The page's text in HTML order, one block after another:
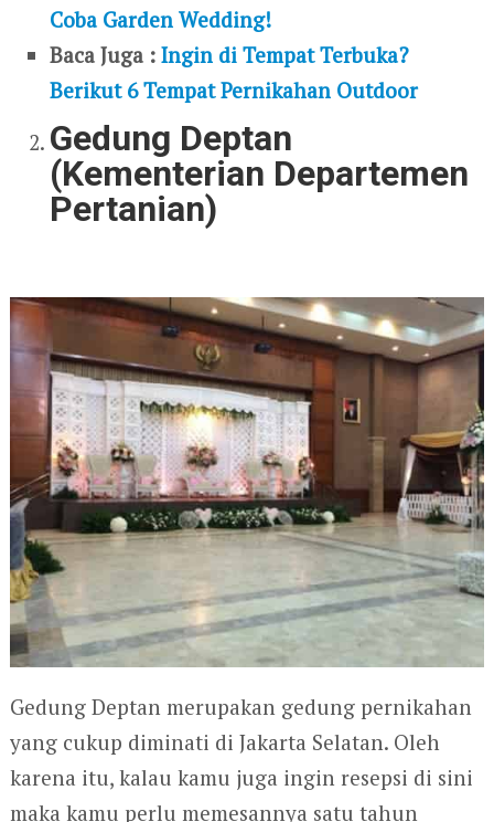
Coba Garden Wedding!
Baca Juga :Ingin di Tempat Terbuka?
Berikut 6 Tempat Pernikahan Outdoor
Gedung Deptan
(Kementerian Departemen
Pertanian)
Gedung Deptan merupakan gedung pernikahan
yang cukup diminati di Jakarta Selatan. Oleh
karena itu, kalau kamu juga ingin resepsi di sini
maka kamu perlu memesannya satu tahun